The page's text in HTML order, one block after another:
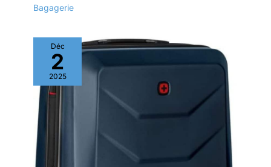
Bagagerie
Déc
2
2025